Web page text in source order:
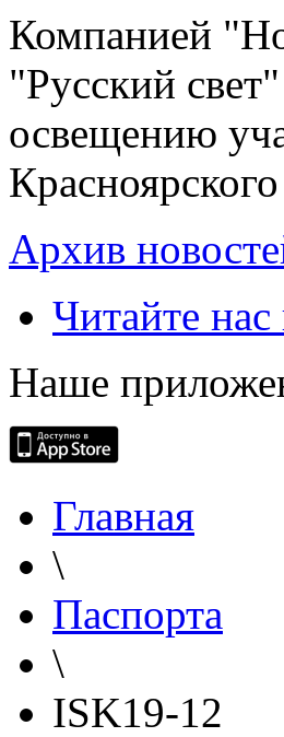
Компанией
"Русский
освещению
Архив
Читайте нас
Наше
Главная
\
Паспорта
\
ISK19-12